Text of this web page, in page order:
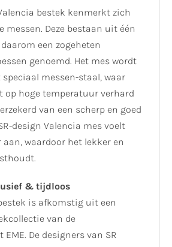
bestek kenmerkt zich
messen. Deze bestaan uit één
een zogeheten
genoemd. Het mes wordt
messen-staal, waar
op hoge temperatuur verhard
van een scherp en goed
design Valencia mes voelt
aan, waardoor het lekker en
& tijdloos
is afkomstig uit een
van de
De designers van SR